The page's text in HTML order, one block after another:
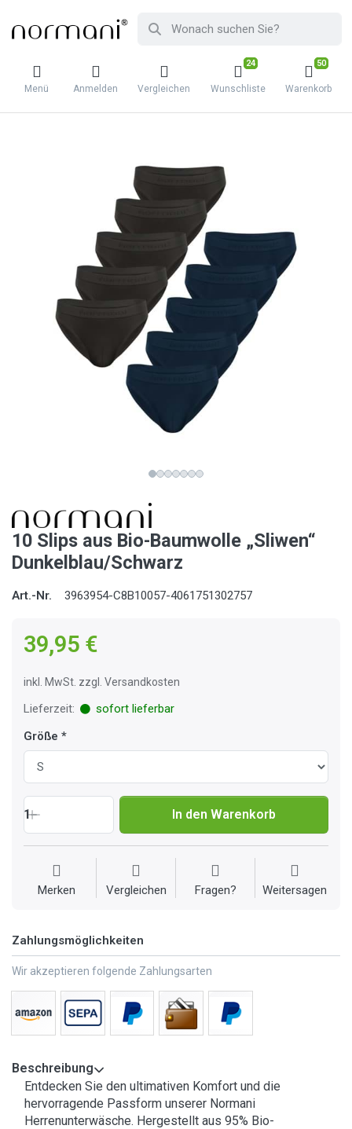
Menü Anmelden Vergleichen
24
Wunschliste
50
Warenkorb
10 Slips aus Bio-Baumwolle „Sliwen“
Dunkelblau/Schwarz
Art.-Nr. 3963954-C8B10057-4061751302757
39,95 €
inkl. MwSt. zzgl. Versandkosten
Lieferzeit:
sofort lieferbar
Größe
1 In den Warenkorb
Merken Vergleichen Fragen? Weitersagen
Zahlungsmöglichkeiten
Wir akzeptieren folgende Zahlungsarten
Beschreibung
Entdecken Sie den ultimativen Komfort und die
hervorragende Passform unserer Normani
Herrenunterwäsche. Hergestellt aus 95% Bio-